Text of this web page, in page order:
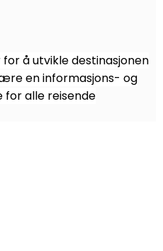
å utvikle destinasjonen
en informasjons- og
for alle reisende